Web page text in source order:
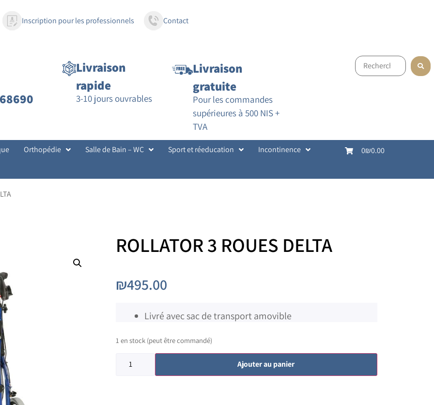
Inscription pour les professionnels Contact
Livraison
rapide
3-10 jours ouvrables
Livraison
gratuite
Pour les commandes
supérieures à 500 NIS +
TVA
Orthopédie Salle de Bain – WC Sport et réeducation Incontinence 0₪0.00
ROLLATOR 3 ROUES DELTA
₪495.00
Livré avec sac de transport amovible
1 en stock (peut être commandé)
Ajouter au panier